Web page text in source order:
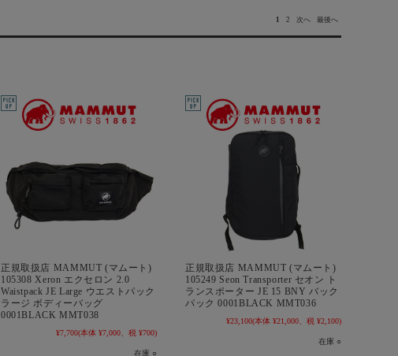
1 2 次へ 最後へ
正規取扱店 MAMMUT (マムート)
105308 Xeron エクセロン 2.0
Waistpack JE Large ウエストパック
ラージ ボディーバッグ
0001BLACK MMT038
¥7,700(本体 ¥7,000、税 ¥700)
在庫 ○
正規取扱店 MAMMUT (マムート)
105249 Seon Transporter セオン ト
ランスポーター JE 15 BNY バック
パック 0001BLACK MMT036
¥23,100(本体 ¥21,000、税 ¥2,100)
在庫 ○